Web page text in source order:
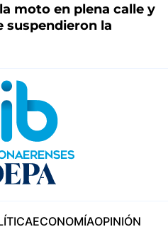
moto en plena calle y
suspendieron la
ECONOMÍAOPINIÓN